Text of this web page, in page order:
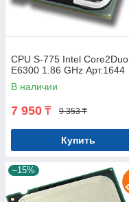
CPU S-775 Intel Core2Duo
E6300 1.86 GHz Арт.1644
В наличии
7 950 ₸ 9 353 ₸
Купить
–15%